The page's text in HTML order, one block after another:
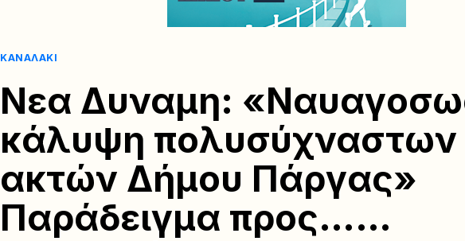
ΚΑΝΑΛΆΚΙ
Νεα Δυναμη:
κάλυψη πολυσύχναστων
ακτών Δήμου Πάργας»
Παράδειγμα προς……